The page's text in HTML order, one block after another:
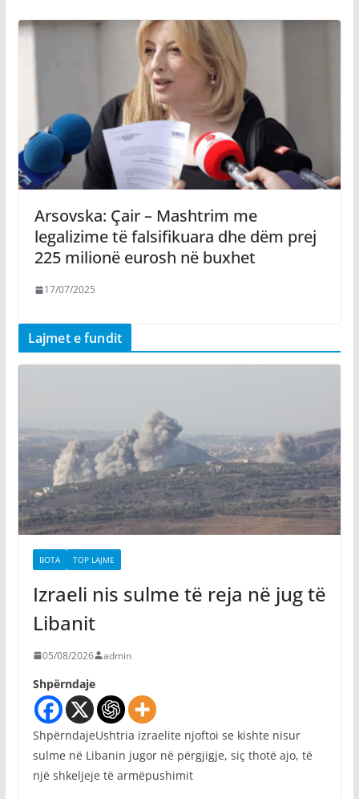
Arsovska: Çair – Mashtrim me
legalizime të falsifikuara dhe dëm prej
225 milionë eurosh në buxhet
17/07/2025
Lajmet e fundit
BOTA TOP LAJME
Izraeli nis sulme të reja në jug të
Libanit
05/08/2026 admin
Shpërndaje
ShpërndajeUshtria izraelite njoftoi se kishte nisur
sulme në Libanin jugor në përgjigje, siç thotë ajo, të
një shkeljeje të armëpushimit